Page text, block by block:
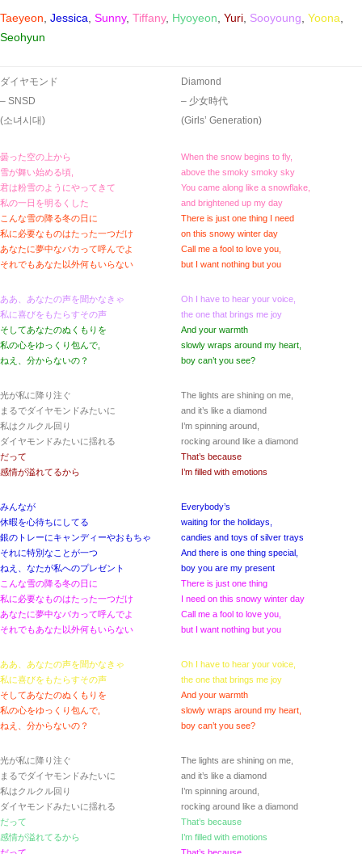
Taeyeon, Jessica, Sunny, Tiffany, Hyoyeon, Yuri, Sooyoung, Yoona,
Seohyun
ダイヤモンド
– SNSD
(소녀시대)
曇った空の上から
雪が舞い始める頃,
君は粉雪のようにやってきて
私の一日を明るくした
こんな雪の降る冬の日に
私に必要なものはたった一つだけ
あなたに夢中なバカって呼んでよ
それでもあなた以外何もいらない
ああ、あなたの声を聞かなきゃ
私に喜びをもたらすその声
そしてあなたのぬくもりを
私の心をゆっくり包んで,
ねえ、分からないの？
光が私に降り注ぐ
まるでダイヤモンドみたいに
私はクルクル回り
ダイヤモンドみたいに揺れる
だって
感情が溢れてるから
みんなが
休暇を心待ちにしてる
銀のトレーにキャンディーやおもちゃ
それに特別なことが一つ
ねえ、なたが私へのプレゼント
こんな雪の降る冬の日に
私に必要なものはたった一つだけ
あなたに夢中なバカって呼んでよ
それでもあなた以外何もいらない
ああ、あなたの声を聞かなきゃ
私に喜びをもたらすその声
そしてあなたのぬくもりを
私の心をゆっくり包んで,
ねえ、分からないの？
光が私に降り注ぐ
まるでダイヤモンドみたいに
私はクルクル回り
ダイヤモンドみたいに揺れる
だって
感情が溢れてるから
Diamond
– 少女時代
(Girls’ Generation)
When the snow begins to fly,
above the smoky smoky sky
You came along like a snowflake,
and brightened up my day
There is just one thing I need
on this snowy winter day
Call me a fool to love you,
but I want nothing but you
Oh I have to hear your voice,
the one that brings me joy
And your warmth
slowly wraps around my heart,
boy can’t you see?
The lights are shining on me,
and it’s like a diamond
I’m spinning around,
rocking around like a diamond
That’s because
I’m filled with emotions
Everybody’s
waiting for the holidays,
candies and toys of silver trays
And there is one thing special,
boy you are my present
There is just one thing
I need on this snowy winter day
Call me a fool to love you,
but I want nothing but you
Oh I have to hear your voice,
the one that brings me joy
And your warmth
slowly wraps around my heart,
boy can’t you see?
The lights are shining on me,
and it’s like a diamond
I’m spinning around,
rocking around like a diamond
That’s because
I’m filled with emotions